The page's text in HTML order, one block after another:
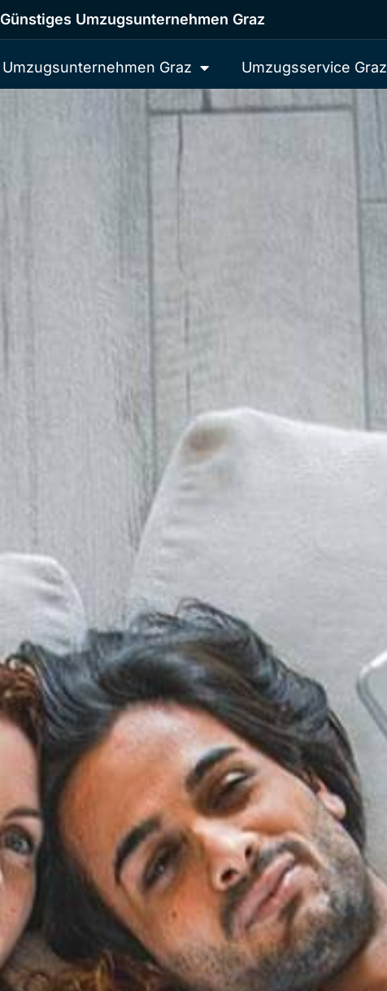
Günstiges Umzugsunternehmen Graz
Umzugsunternehmen Graz Umzugsservice Graz